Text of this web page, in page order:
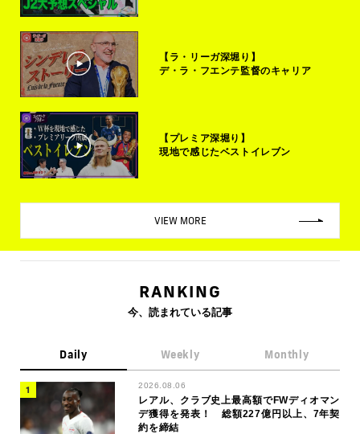
【ラ・リーガ深堀り】
デ・ラ・フエンテ監督のキャリア
【プレミア深堀り】
現地で感じたベストイレブン
VIEW MORE
RANKING
今、読まれている記事
Daily Weekly Monthly
2026.08.06
レアル、クラブ史上最高額でFWディオマン
デ獲得を発表！ 総額227億円以上、7年契
約を締結